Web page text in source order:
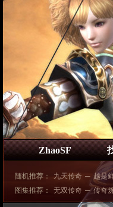
ZhaoSF
随机推荐： 九天传奇 ─ 越是
图集推荐：
无双传奇 ─ 传奇